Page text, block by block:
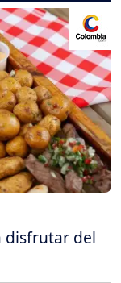
disfrutar del